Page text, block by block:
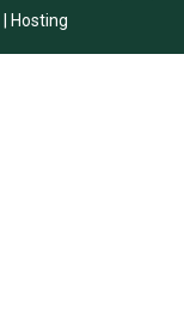
Hosting